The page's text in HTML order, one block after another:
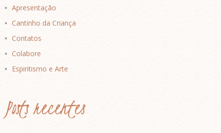
Apresentação
Cantinho da Criança
Contatos
Colabore
Espiritismo e Arte
Posts recentes